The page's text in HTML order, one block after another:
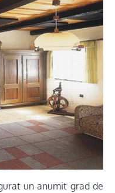
un anumit grad de